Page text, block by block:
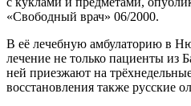
«Свободный врач» 06/2000.
В её лечебную амбулаторию в
лечение не только пациенты из
ней приезжают на
восстановления также русские